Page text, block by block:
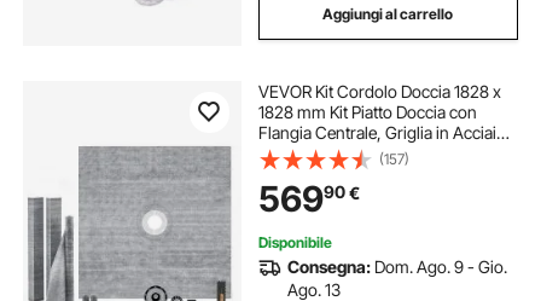
Aggiungi al carrello
VEVOR Kit Cordolo Doccia 1828 x
1828 mm Kit Piatto Doccia con
Flangia Centrale, Griglia in Acciaio
Inossidabile 101,6 mm Cordolo
Doccia Impermeabile, Bastoncini
Inclinati per Piatto Doccia
(157)
56990€
Disponibile
Consegna: Dom. Ago. 9 - Gio.
Ago. 13